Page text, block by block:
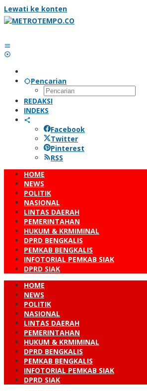
Lewati ke konten
Pencarian
REDAKSI
INDEKS
Facebook
Twitter
Pinterest
RSS
HOME
NEWS
POLITIK
NASIONAL
LINTAS DAERAH
PEMERINTAHAN
HUKUM & KRMIMINAL
DPRD BENGKALIS
PEMKAB BENGKALIS
INFOTORIAL PEMKAB SIAK
DPRD SIAK
HOME
NEWS
POLITIK
NASIONAL
LINTAS DAERAH
PEMERINTAHAN
HUKUM & KRMIMINAL
DPRD BENGKALIS
PEMKAB BENGKALIS
INFOTORIAL PEMKAB SIAK
DPRD SIAK